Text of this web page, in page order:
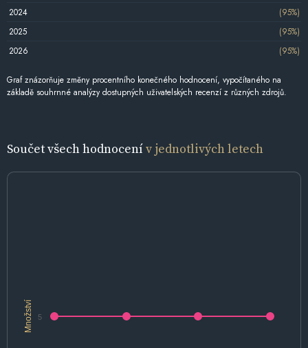
2024
(95%)
2025
(95%)
2026
(95%)
Graf znázorňuje změny procentního konečného hodnocení, vypočítaného na
základě souhrnné analýzy dostupných uživatelských recenzí z různých zdrojů.
Součet všech hodnocenív jednotlivých letech
Množství 5